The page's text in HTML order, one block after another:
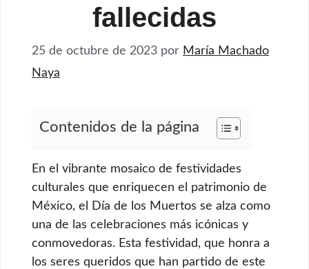
fallecidas
25 de octubre de 2023 por María Machado
Naya
Contenidos de la página
En el vibrante mosaico de festividades
culturales que enriquecen el patrimonio de
México, el Día de los Muertos se alza como
una de las celebraciones más icónicas y
conmovedoras. Esta festividad, que honra a
los seres queridos que han partido de este